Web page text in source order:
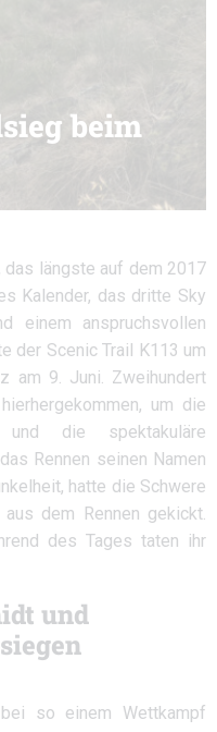
beim
das längste auf dem 2017
Kalender, das dritte Sky
einem anspruchsvollen
der Scenic Trail K113 um
am 9. Juni. Zweihundert
um die
und die spektakuläre
Rennen seinen Namen
hatte die Schwere
dem Rennen gekickt.
des Tages taten ihr
und
so einem Wettkampf